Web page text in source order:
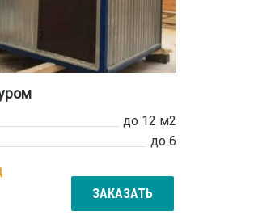
до 12 м2
до 6
ЗАКАЗАТЬ